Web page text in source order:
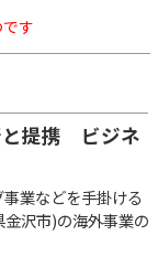
す
と提携 ビジネ
業などを手掛ける
沢市)の海外事業の